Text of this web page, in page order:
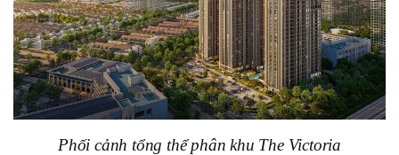
Phối cảnh tổng thể phân khu The Victoria